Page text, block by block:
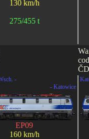
130 km/h
275/455 t
-
- Katowice
EP09
160 km/h